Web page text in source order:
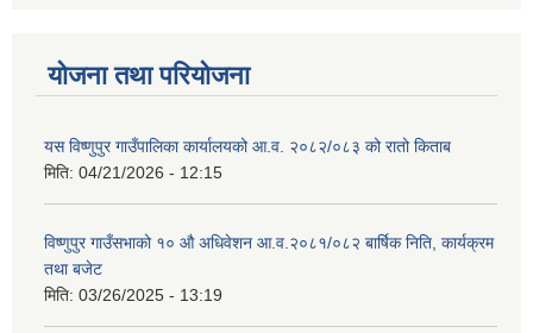
योजना तथा परियोजना
यस विष्णुपुर गाउँपालिका कार्यालयको आ.व. २०८२/०८३ को रातो किताब
मिति: 04/21/2026 - 12:15
विष्णुपुर गाउँसभाको १० औ अधिवेशन आ.व.२०८१/०८२ बार्षिक निति, कार्यक्रम
तथा बजेट
मिति: 03/26/2025 - 13:19